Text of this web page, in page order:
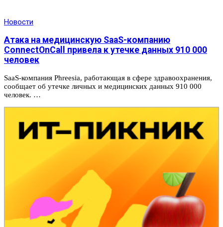
Новости
Атака на медицинскую SaaS-компанию
ConnectOnCall привела к утечке данных 910 000
человек
SaaS-компания Phreesia, работающая в сфере здравоохранения,
сообщает об утечке личных и медицинских данных 910 000
человек. …